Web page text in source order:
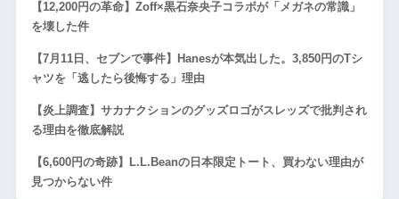
【12,200円の革命】Zoff×黒石奈央子コラボが「メガネの常識」
を壊した件
【7月11日、セブンで事件】Hanesが本気出した。3,850円のTシ
ャツを「逃したら後悔する」理由
【炎上調査】サカナクションのグッズロゴがスレッズで批判され
る理由を徹底解説
【6,600円の奇跡】L.L.Beanの日本限定トート、買わない理由が
見つからない件